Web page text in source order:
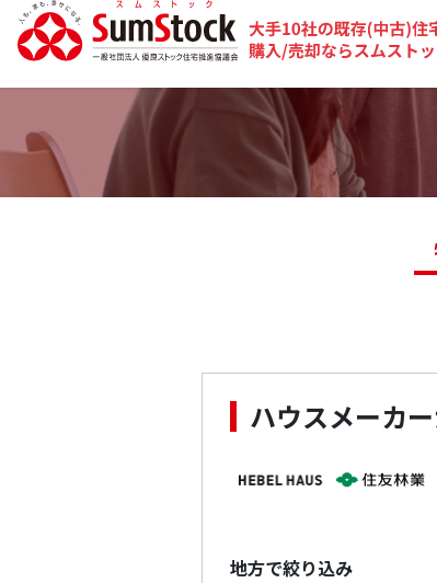
ハウスメーカ
地方で絞り込み